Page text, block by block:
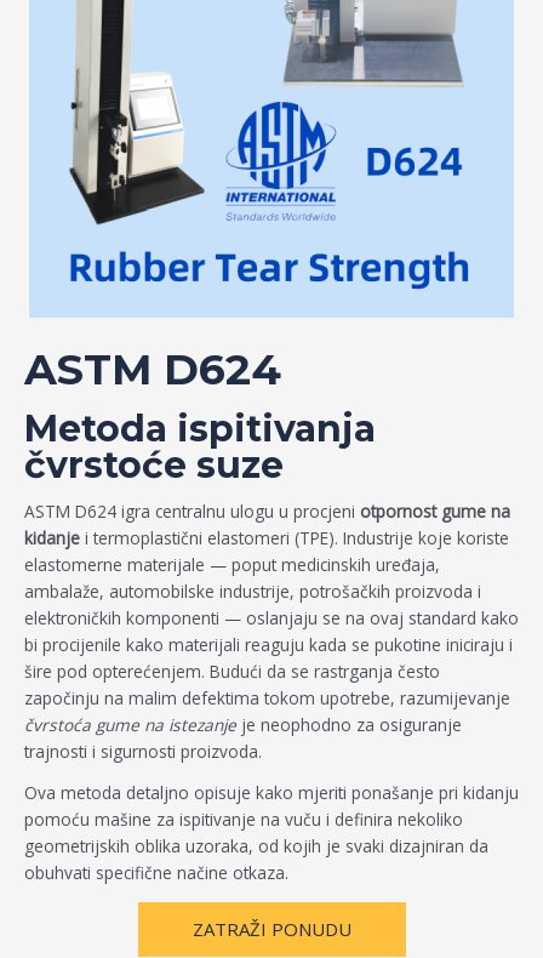
ASTM D624
Metoda ispitivanja
čvrstoće suze
ASTM D624 igra centralnu ulogu u procjeni otpornost gume na
kidanje i termoplastični elastomeri (TPE). Industrije koje koriste
elastomerne materijale — poput medicinskih uređaja,
ambalaže, automobilske industrije, potrošačkih proizvoda i
elektroničkih komponenti — oslanjaju se na ovaj standard kako
bi procijenile kako materijali reaguju kada se pukotine iniciraju i
šire pod opterećenjem. Budući da se rastrganja često
započinju na malim defektima tokom upotrebe, razumijevanje
čvrstoća gume na istezanje je neophodno za osiguranje
trajnosti i sigurnosti proizvoda.
Ova metoda detaljno opisuje kako mjeriti ponašanje pri kidanju
pomoću mašine za ispitivanje na vuču i definira nekoliko
geometrijskih oblika uzoraka, od kojih je svaki dizajniran da
obuhvati specifične načine otkaza.
ZATRAŽI PONUDU